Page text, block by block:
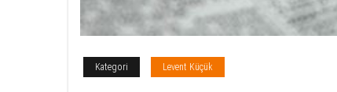
Kategori Levent Küçük